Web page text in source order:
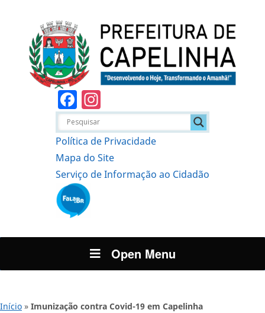
Facebook
Política de Privacidade
Mapa do Site
Serviço de Informação ao Cidadão
Open Menu
Início » Imunização contra Covid-19 em Capelinha